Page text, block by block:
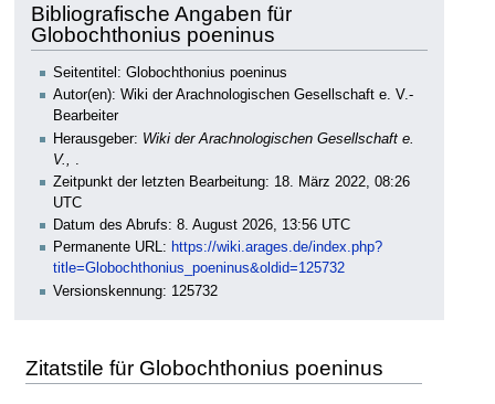
springen
springen
Bibliografische Angaben für
Globochthonius poeninus
Seitentitel: Globochthonius poeninus
Autor(en): Wiki der Arachnologischen Gesellschaft e. V.-
Bearbeiter
Herausgeber: Wiki der Arachnologischen Gesellschaft e.
V.,
Zeitpunkt der letzten Bearbeitung: 18. März 2022, 08:26
UTC
Datum des Abrufs: 8. August 2026, 13:56 UTC
Permanente URL: https://wiki.arages.de/index.php?
title=Globochthonius_poeninus&oldid=125732
Versionskennung: 125732
Zitatstile für Globochthonius poeninus